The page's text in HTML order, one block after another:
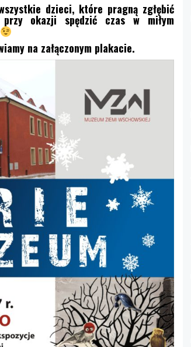
dzieci, które pragną zgłębić
okazji spędzić czas w miłym
na załączonym plakacie.